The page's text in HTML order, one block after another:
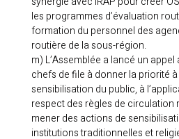
les programmes d’évaluation
formation du personnel des
routière de la sous-région.
m) L’Assemblée a lancé un
chefs de file à donner la priorité à
sensibilisation du public, à
respect des règles de circulation
mener des actions de
institutions traditionnelles et